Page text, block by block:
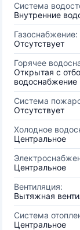
Система
Внутренние
Газоснабжение:
Отсутствует
Горячее
Открытая с
водоснабжение
Система
Отсутствует
Холодное
Центральное
Центральное
Вентиляция:
Вытяжная
Система
Центральное